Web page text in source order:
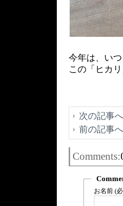
今年は、い
この「ヒカ
次の記事へ
前の記事へ
Comments:
お名前 (